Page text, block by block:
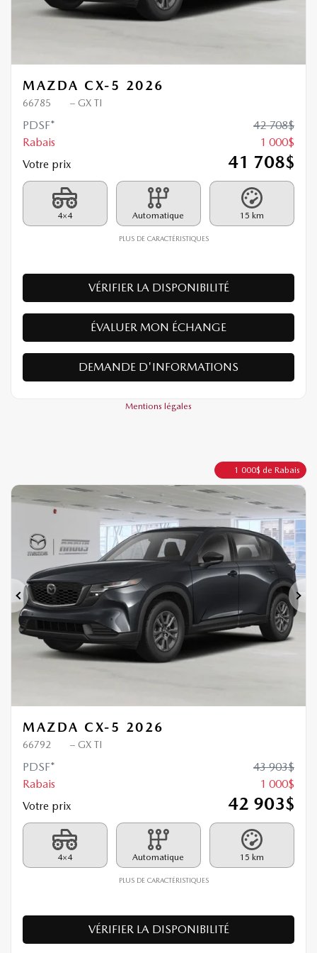
MAZDA CX-5 2026
66785 – GX TI
PDSF* 42 708$
Rabais
1 000$
Votre prix
41 708$
4×4 Automatique 15 km
PLUS DE CARACTÉRISTIQUES
VÉRIFIER LA DISPONIBILITÉ
ÉVALUER MON ÉCHANGE
DEMANDE D'INFORMATIONS
Mentions légales
1 000$ de Rabais
Précédent
MAZDA CX-5 2026
66792 – GX TI
PDSF* 43 903$
Rabais
1 000$
Votre prix
42 903$
4×4 Automatique 15 km
PLUS DE CARACTÉRISTIQUES
VÉRIFIER LA DISPONIBILITÉ